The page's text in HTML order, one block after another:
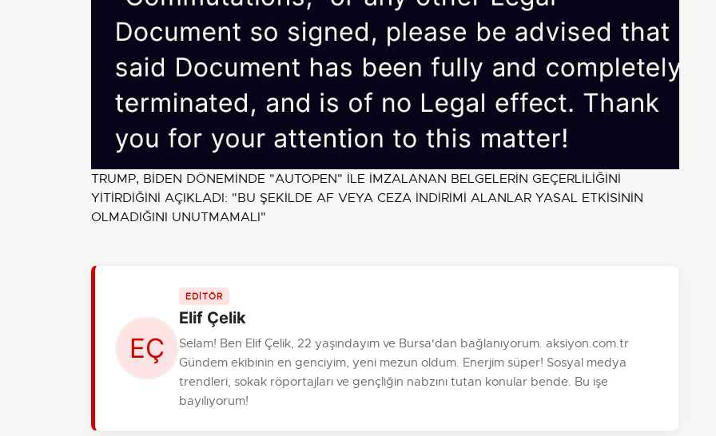
TRUMP, BİDEN DÖNEMİNDE "AUTOPEN" İLE İMZALANAN BELGELERİN GEÇERLİLİĞİNİ
YİTİRDİĞİNİ AÇIKLADI: "BU ŞEKİLDE AF VEYA CEZA İNDİRİMİ ALANLAR YASAL ETKİSİNİN
OLMADIĞINI UNUTMAMALI"
EDİTÖR
Elif Çelik
Selam! Ben Elif Çelik, 22 yaşındayım ve Bursa'dan bağlanıyorum. aksiyon.com.tr
Gündem ekibinin en genciyim, yeni mezun oldum. Enerjim süper! Sosyal medya
trendleri, sokak röportajları ve gençliğin nabzını tutan konular bende. Bu işe
bayılıyorum!